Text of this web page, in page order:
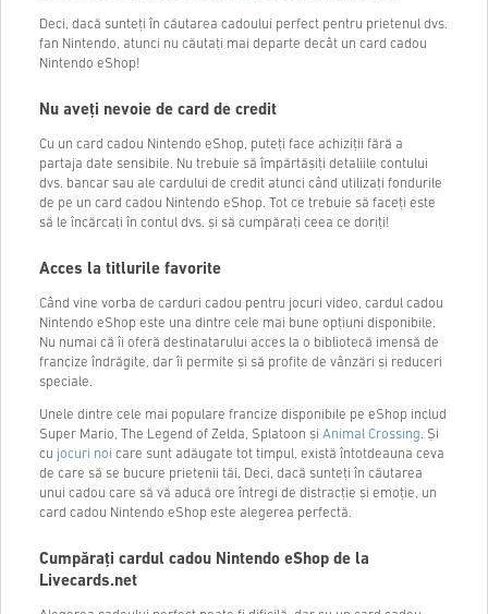
Deci, dacă sunteți în căutarea cadoului perfect pentru prietenul dvs.
fan Nintendo, atunci nu căutați mai departe decât un card cadou
Nintendo eShop!
Nu aveți nevoie de card de credit
Cu un card cadou Nintendo eShop, puteți face achiziții fără a
partaja date sensibile. Nu trebuie să împărtășiți detaliile contului
dvs. bancar sau ale cardului de credit atunci când utilizați fondurile
de pe un card cadou Nintendo eShop. Tot ce trebuie să faceți este
să le încărcați în contul dvs. și să cumpărați ceea ce doriți!
Acces la titlurile favorite
Când vine vorba de carduri cadou pentru jocuri video, cardul cadou
Nintendo eShop este una dintre cele mai bune opțiuni disponibile.
Nu numai că îi oferă destinatarului acces la o bibliotecă imensă de
francize îndrăgite, dar îi permite și să profite de vânzări și reduceri
speciale.
Unele dintre cele mai populare francize disponibile pe eShop includ
Super Mario, The Legend of Zelda, Splatoon și Animal Crossing. Și
cu jocuri noi care sunt adăugate tot timpul, există întotdeauna ceva
de care să se bucure prietenii tăi. Deci, dacă sunteți în căutarea
unui cadou care să vă aducă ore întregi de distracție și emoție, un
card cadou Nintendo eShop este alegerea perfectă.
Cumpărați cardul cadou Nintendo eShop de la
Livecards.net